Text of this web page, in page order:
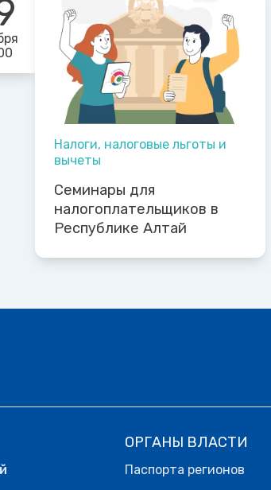
Налоги, налоговые льготы и
вычеты
Семинары для
налогоплательщиков в
Республике Алтай
ОРГАНЫ ВЛАСТИ
Паспорта регионов